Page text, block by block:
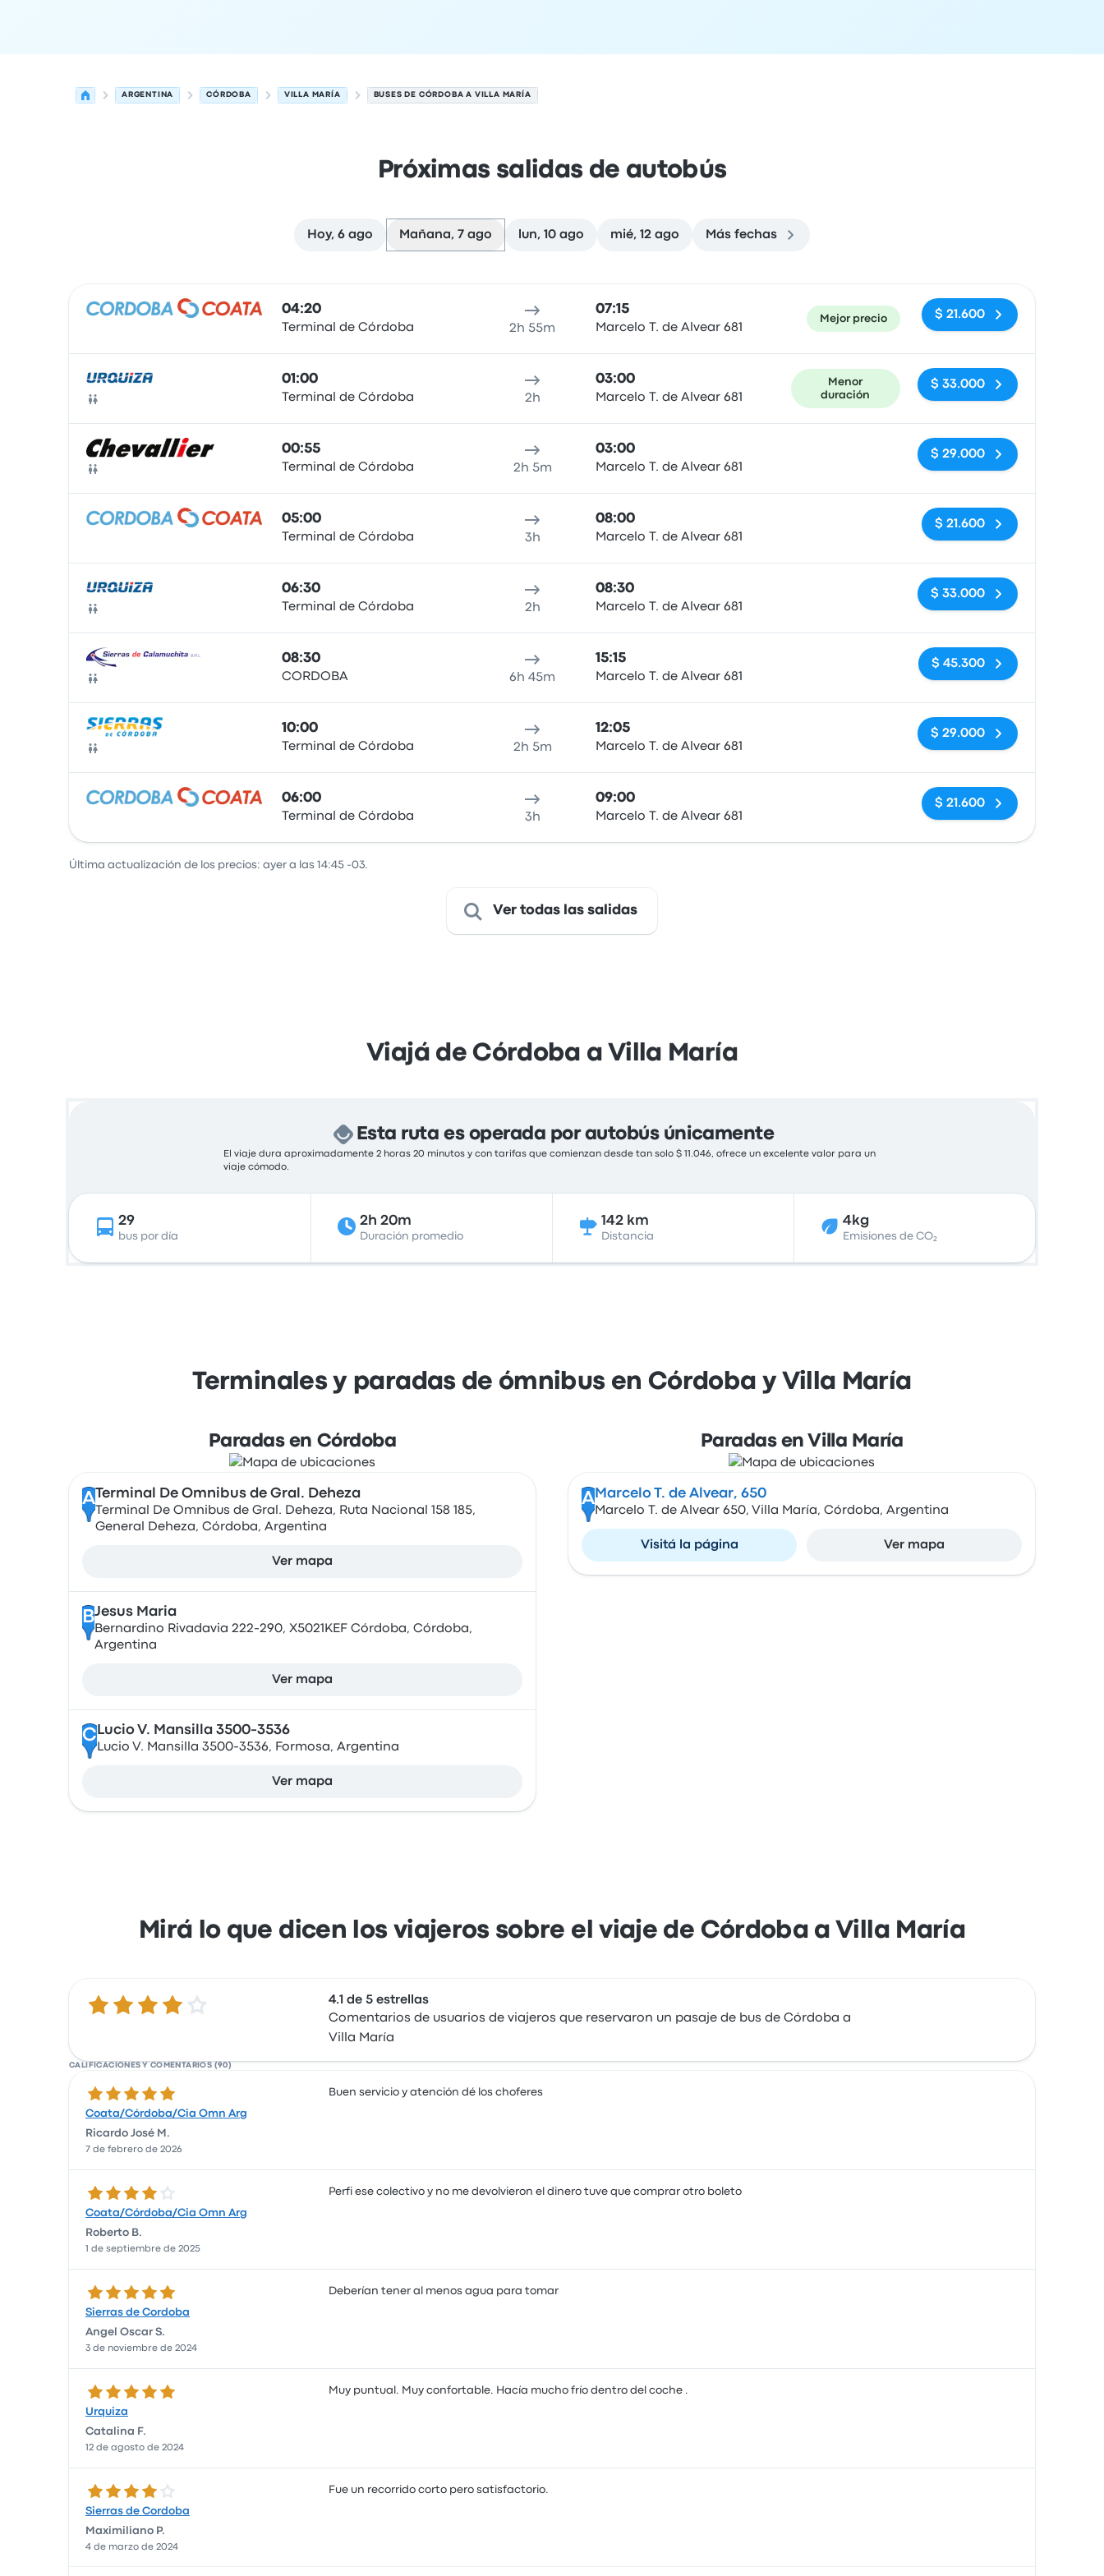
ARGENTINA CÓRDOBA VILLA MARÍA BUSES DE CÓRDOBA A VILLA MARÍA
Próximas salidas de autobús
Hoy, 6 ago Mañana, 7 ago lun, 10 ago mié, 12 ago Más fechas
04:20
Terminal de Córdoba 2h 55m
07:15
Marcelo T. de Alvear 681
Mejor precio $ 21.600
Autobús
01:00
Terminal de Córdoba 2h
03:00
Marcelo T. de Alvear 681
Menor
duración
$ 33.000
Autobús
00:55
Terminal de Córdoba 2h 5m
03:00
Marcelo T. de Alvear 681
Sin etiquetas
$ 29.000
05:00
Terminal de Córdoba 3h
08:00
Marcelo T. de Alvear 681
Sin etiquetas
$ 21.600
Autobús
06:30
Terminal de Córdoba 2h
08:30
Marcelo T. de Alvear 681
Sin etiquetas
$ 33.000
Autobús
08:30
CORDOBA 6h 45m
15:15
Marcelo T. de Alvear 681
Sin etiquetas
$ 45.300
Autobús
10:00
Terminal de Córdoba 2h 5m
12:05
Marcelo T. de Alvear 681
Sin etiquetas
$ 29.000
06:00
Terminal de Córdoba 3h
09:00
Marcelo T. de Alvear 681
Sin etiquetas
$ 21.600
Última actualización de los precios: ayer a las 14:45 -03.
Ver todas las salidas
Viajá de Córdoba a Villa María
Esta ruta es operada por autobús únicamente
El viaje dura aproximadamente 2 horas 20 minutos y con tarifas que comienzan desde tan solo $ 11.046, ofrece un excelente valor para un
viaje cómodo.
29
bus por día
2h 20m
Duración promedio
142 km
Distancia
4kg
Emisiones de CO₂
Terminales y paradas de ómnibus en Córdoba y Villa María
Paradas en Córdoba
A Terminal De Omnibus de Gral. Deheza
Terminal De Omnibus de Gral. Deheza, Ruta Nacional 158 185,
General Deheza, Córdoba, Argentina
Ver mapa
BJesus Maria
Bernardino Rivadavia 222-290, X5021KEF Córdoba, Córdoba,
Argentina
Ver mapa
CLucio V. Mansilla 3500-3536
Lucio V. Mansilla 3500-3536, Formosa, Argentina
Ver mapa
Paradas en Villa María
A Marcelo T. de Alvear, 650
Marcelo T. de Alvear 650, Villa María, Córdoba, Argentina
Visitá la página Ver mapa
Mirá lo que dicen los viajeros sobre el viaje de Córdoba a Villa María
4.1 de 5 estrellas
4.1 de 5 estrellas
Comentarios de usuarios de viajeros que reservaron un pasaje de bus de Córdoba a
Villa María
CALIFICACIONES Y COMENTARIOS (90)
Buen servicio y atención dé los choferes
5.0 de 5 estrellas
Coata/Córdoba/Cia Omn Arg
Ricardo José M.
7 de febrero de 2026
Perfi ese colectivo y no me devolvieron el dinero tuve que comprar otro boleto
4.0 de 5 estrellas
Coata/Córdoba/Cia Omn Arg
Roberto B.
1 de septiembre de 2025
Deberían tener al menos agua para tomar
5.0 de 5 estrellas
Sierras de Cordoba
Angel Oscar S.
3 de noviembre de 2024
Muy puntual. Muy confortable. Hacía mucho frío dentro del coche .
5.0 de 5 estrellas
Urquiza
Catalina F.
12 de agosto de 2024
Fue un recorrido corto pero satisfactorio.
4.0 de 5 estrellas
Sierras de Cordoba
Maximiliano P.
4 de marzo de 2024